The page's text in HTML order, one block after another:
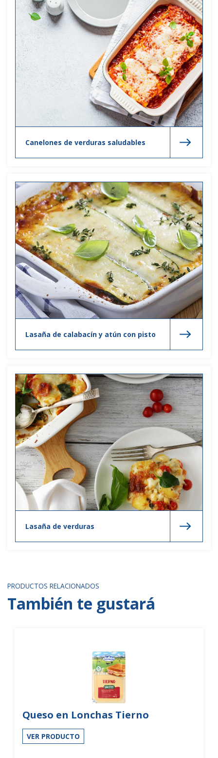
Canelones de verduras saludables
Lasaña de calabacín y atún con pisto
Lasaña de verduras
PRODUCTOS RELACIONADOS
También te gustará
Queso en Lonchas Tierno
VER PRODUCTO